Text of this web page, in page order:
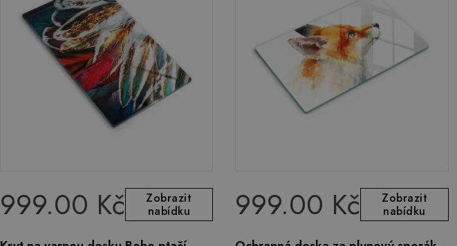
999.00 Kč
Zobrazit
nabídku
999.00 Kč
Zobrazit
nabídku